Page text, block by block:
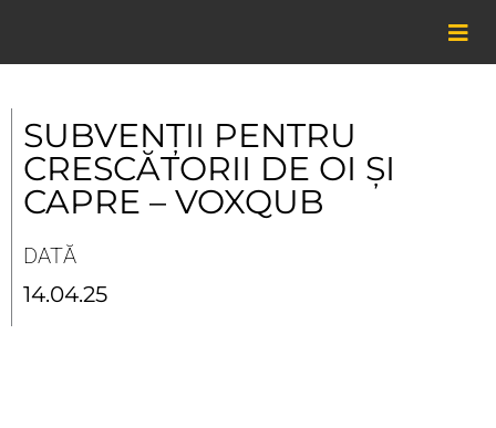
content
SUBVENȚII PENTRU
CRESCĂTORII DE OI ȘI
CAPRE – VOXQUB
DATĂ
14.04.25